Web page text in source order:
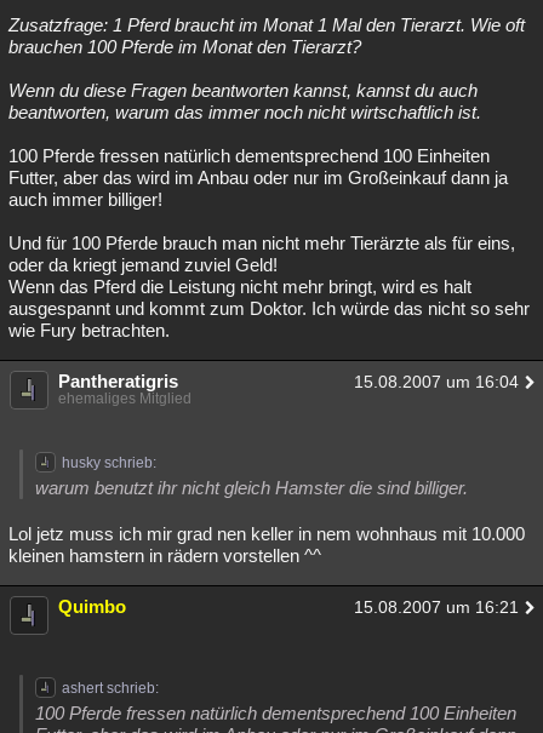
Zusatzfrage: 1 Pferd braucht im Monat 1 Mal den Tierarzt. Wie oft
brauchen 100 Pferde im Monat den Tierarzt?
Wenn du diese Fragen beantworten kannst, kannst du auch
beantworten, warum das immer noch nicht wirtschaftlich ist.
100 Pferde fressen natürlich dementsprechend 100 Einheiten
Futter, aber das wird im Anbau oder nur im Großeinkauf dann ja
auch immer billiger!
Und für 100 Pferde brauch man nicht mehr Tierärzte als für eins,
oder da kriegt jemand zuviel Geld!
Wenn das Pferd die Leistung nicht mehr bringt, wird es halt
ausgespannt und kommt zum Doktor. Ich würde das nicht so sehr
wie Fury betrachten.
Pantheratigris 15.08.2007 um 16:04
ehemaliges Mitglied
husky schrieb:
warum benutzt ihr nicht gleich Hamster die sind billiger.
Lol jetz muss ich mir grad nen keller in nem wohnhaus mit 10.000
kleinen hamstern in rädern vorstellen ^^
Quimbo 15.08.2007 um 16:21
ashert schrieb:
100 Pferde fressen natürlich dementsprechend 100 Einheiten